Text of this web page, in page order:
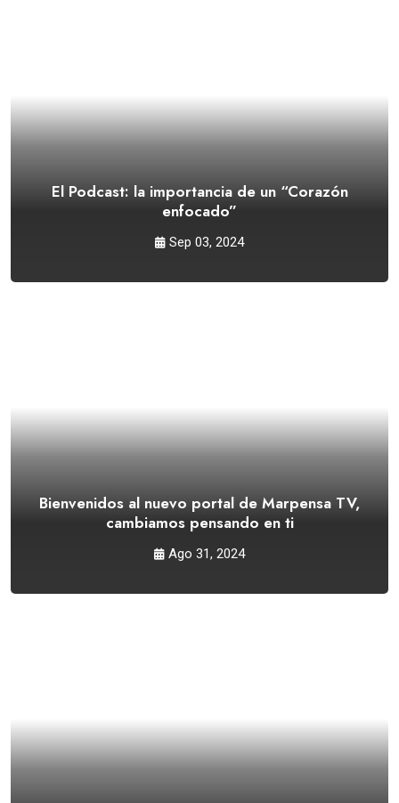
El Podcast: la importancia de un “Corazón
enfocado”
Sep 03, 2024
Bienvenidos al nuevo portal de Marpensa TV,
cambiamos pensando en ti
Ago 31, 2024